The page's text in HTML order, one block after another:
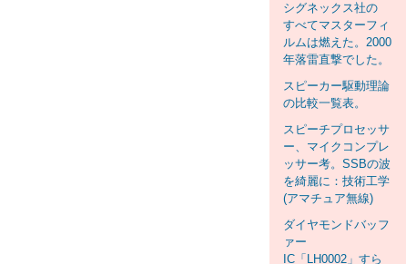
シグネックス社の
すべてマスターフィ
ルムは燃えた。2000
年落雷直撃でした。
スピーカー駆動理論
の比較一覧表。
スピーチプロセッサ
ー、マイクコンプレ
ッサー考。SSBの波
を綺麗に：技術工学
(アマチュア無線)
ダイヤモンドバッフ
ァー
IC「LH0002」すら